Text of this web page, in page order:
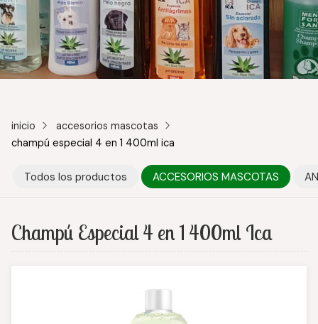
inicio
accesorios mascotas
champú especial 4 en 1 400ml ica
Todos los productos ACCESORIOS MASCOTAS
Champú Especial 4 en 1 400ml Ica